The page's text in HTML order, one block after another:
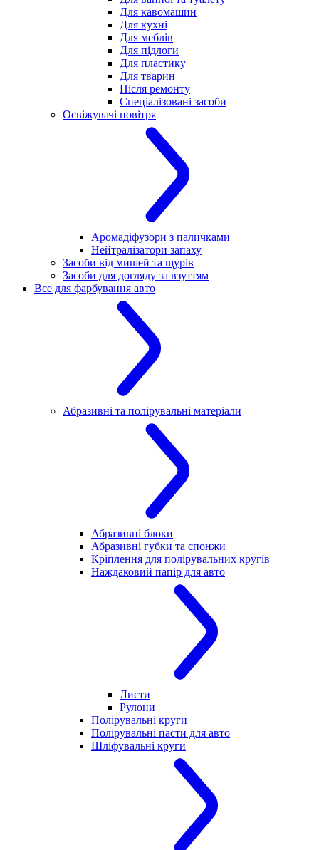
Для кавомашин
Для кухні
Для меблів
Для підлоги
Для пластику
Для тварин
Після ремонту
Спеціалізовані засоби
Освіжувачі повітря
Аромадіфузори з паличками
Нейтралізатори запаху
Засоби від мишей та щурів
Засоби для догляду за взуттям
Все для фарбування авто
Абразивні та полірувальні матеріали
Абразивні блоки
Абразивні губки та спонжи
Кріплення для полірувальних кругів
Наждаковий папір для авто
Листи
Рулони
Полірувальні круги
Полірувальні пасти для авто
Шліфувальні круги